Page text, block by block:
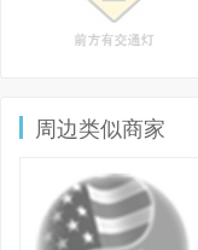
周边类似商家